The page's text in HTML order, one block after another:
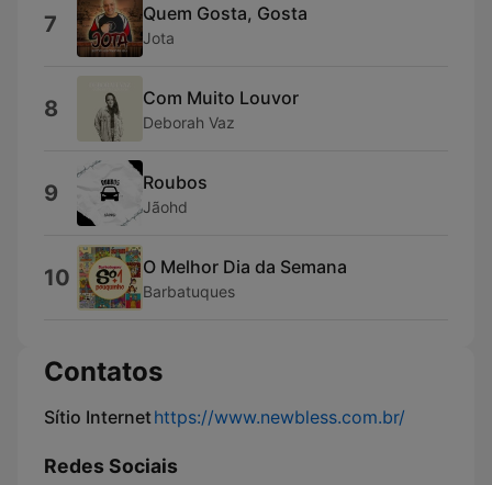
7 Quem Gosta, Gosta
Jota
8 Com Muito Louvor
Deborah Vaz
9 Roubos
Jãohd
10 O Melhor Dia da Semana
Barbatuques
Contatos
Sítio Internethttps://www.newbless.com.br/
Redes Sociais